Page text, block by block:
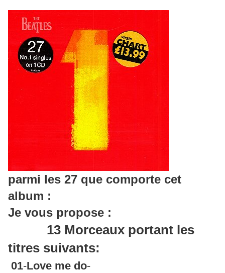
parmi les 27 que comporte cet
album :
Je vous propose :
13 Morceaux portant les
titres suivants:
01-Love me do-